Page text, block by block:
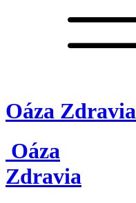
Oáza Zdravia
Oáza
Zdravia